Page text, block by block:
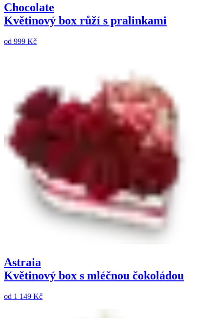
Chocolate
Květinový box růží s pralinkami
od 999 Kč
Astraia
Květinový box s mléčnou čokoládou
od 1 149 Kč